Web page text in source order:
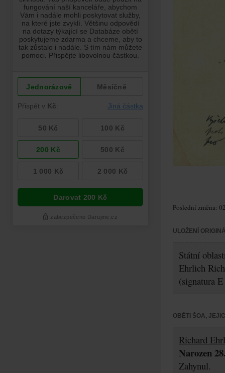
Poslední změna:
ULOŽENÍ
Státní
Ehrlich
(signatura
OBĚTI ŠOA,
Richard
Narozen
Zahynul.